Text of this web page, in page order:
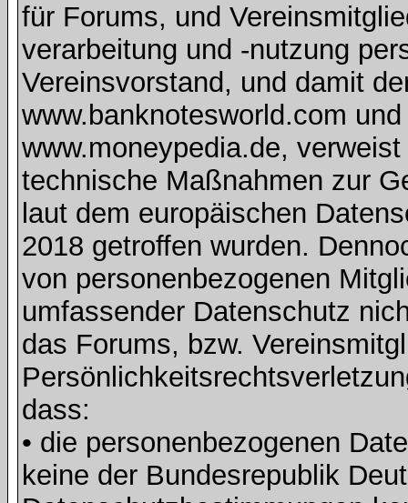
für Forums, und
verarbeitung und -nutzung
Vereinsvorstand, und damit
www.banknotesworld.com
www.moneypedia.de,
technische Maßnahmen zur
laut dem europäischen
2018 getroffen wurden.
von personenbezogenen
umfassender Datenschutz
das Forums, bzw.
dass:
• die personenbezogenen
keine der Bundesrepublik